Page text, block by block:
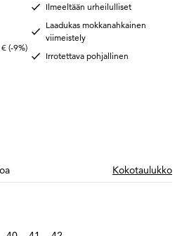
€ (-9%)
Ilmeeltään urheilulliset
Laadukas mokkanahkainen
viimeistely
Irrotettava pohjallinen
Kokotaulukko